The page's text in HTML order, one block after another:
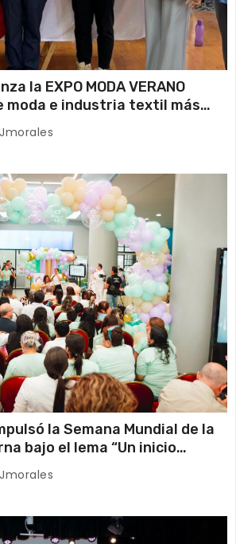
la EXPO MODA VERANO
moda e industria textil más
Jmorales
la Semana Mundial de la
bajo el lema “Un inicio
circunstancia”
Jmorales